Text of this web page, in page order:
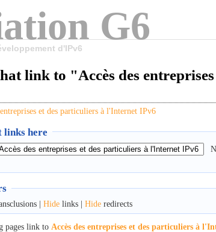
G6
d'IPv6
link to "Accès des
et des particuliers à l'Internet IPv6
links here
| Hidelinks | Hideredirects
pages link to Accès des entreprises et des particuliers à